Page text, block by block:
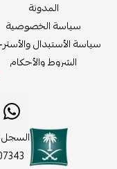
المدونة
سياسة الخصوصية
سياسة الأستبدال
الشروط والأحكام
السجل